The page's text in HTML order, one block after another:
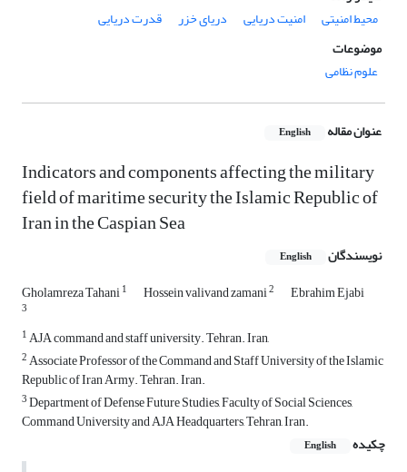
محیط امنیتی
امنیت دریایی دریای خزر
قدرت دریایی
موضوعات
علوم نظامی
عنوان مقاله English
Indicators and components affecting the military
field of maritime security the Islamic Republic of
Iran in the Caspian Sea
نویسندگان English
Gholamreza Tahani1 Hossein valivand zamani2 Ebrahim Ejabi
3
1AJA command and staff university. Tehran. Iran,
2Associate Professor of the Command and Staff University of the Islamic
Republic of Iran Army. Tehran. Iran.
3Department of Defense Future Studies, Faculty of Social Sciences,
Command University and AJA Headquarters, Tehran, Iran.
چکیده
English